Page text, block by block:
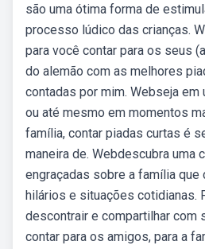
são uma ótima forma de
processo lúdico das crianças.
para você contar para os seus
do alemão com as melhores
contadas por mim. Webseja em
ou até mesmo em momentos
família, contar piadas curtas é
maneira de. Webdescubra uma
engraçadas sobre a família que
hilários e situações cotidianas.
descontrair e compartilhar com
contar para os amigos, para a